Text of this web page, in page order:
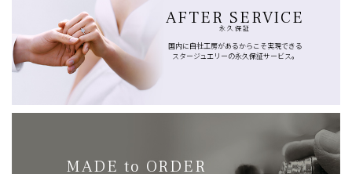
AFTER SERVICE
永久保証
国内に自社工房があるからこそ実現できる
スタージュエリーの永久保証サービス。
MADE to ORDER